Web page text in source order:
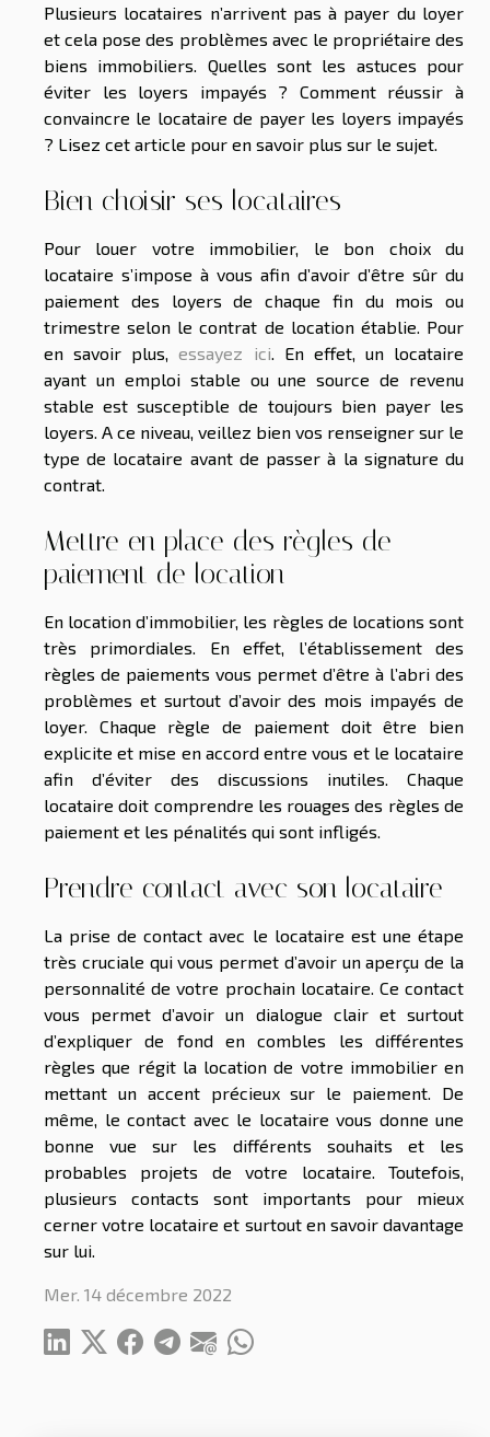
Plusieurs locataires n’arrivent pas à payer du loyer
et cela pose des problèmes avec le propriétaire des
biens immobiliers. Quelles sont les astuces pour
éviter les loyers impayés ? Comment réussir à
convaincre le locataire de payer les loyers impayés
? Lisez cet article pour en savoir plus sur le sujet.
Bien choisir ses locataires
Pour louer votre immobilier, le bon choix du
locataire s’impose à vous afin d’avoir d’être sûr du
paiement des loyers de chaque fin du mois ou
trimestre selon le contrat de location établie. Pour
en savoir plus,essayez ici. En effet, un locataire
ayant un emploi stable ou une source de revenu
stable est susceptible de toujours bien payer les
loyers. A ce niveau, veillez bien vos renseigner sur le
type de locataire avant de passer à la signature du
contrat.
Mettre en place des règles de
paiement de location
En location d’immobilier, les règles de locations sont
très primordiales. En effet, l’établissement des
règles de paiements vous permet d’être à l’abri des
problèmes et surtout d’avoir des mois impayés de
loyer. Chaque règle de paiement doit être bien
explicite et mise en accord entre vous et le locataire
afin d’éviter des discussions inutiles. Chaque
locataire doit comprendre les rouages des règles de
paiement et les pénalités qui sont infligés.
Prendre contact avec son locataire
La prise de contact avec le locataire est une étape
très cruciale qui vous permet d’avoir un aperçu de la
personnalité de votre prochain locataire. Ce contact
vous permet d’avoir un dialogue clair et surtout
d’expliquer de fond en combles les différentes
règles que régit la location de votre immobilier en
mettant un accent précieux sur le paiement. De
même, le contact avec le locataire vous donne une
bonne vue sur les différents souhaits et les
probables projets de votre locataire. Toutefois,
plusieurs contacts sont importants pour mieux
cerner votre locataire et surtout en savoir davantage
sur lui.
Mer. 14 décembre 2022